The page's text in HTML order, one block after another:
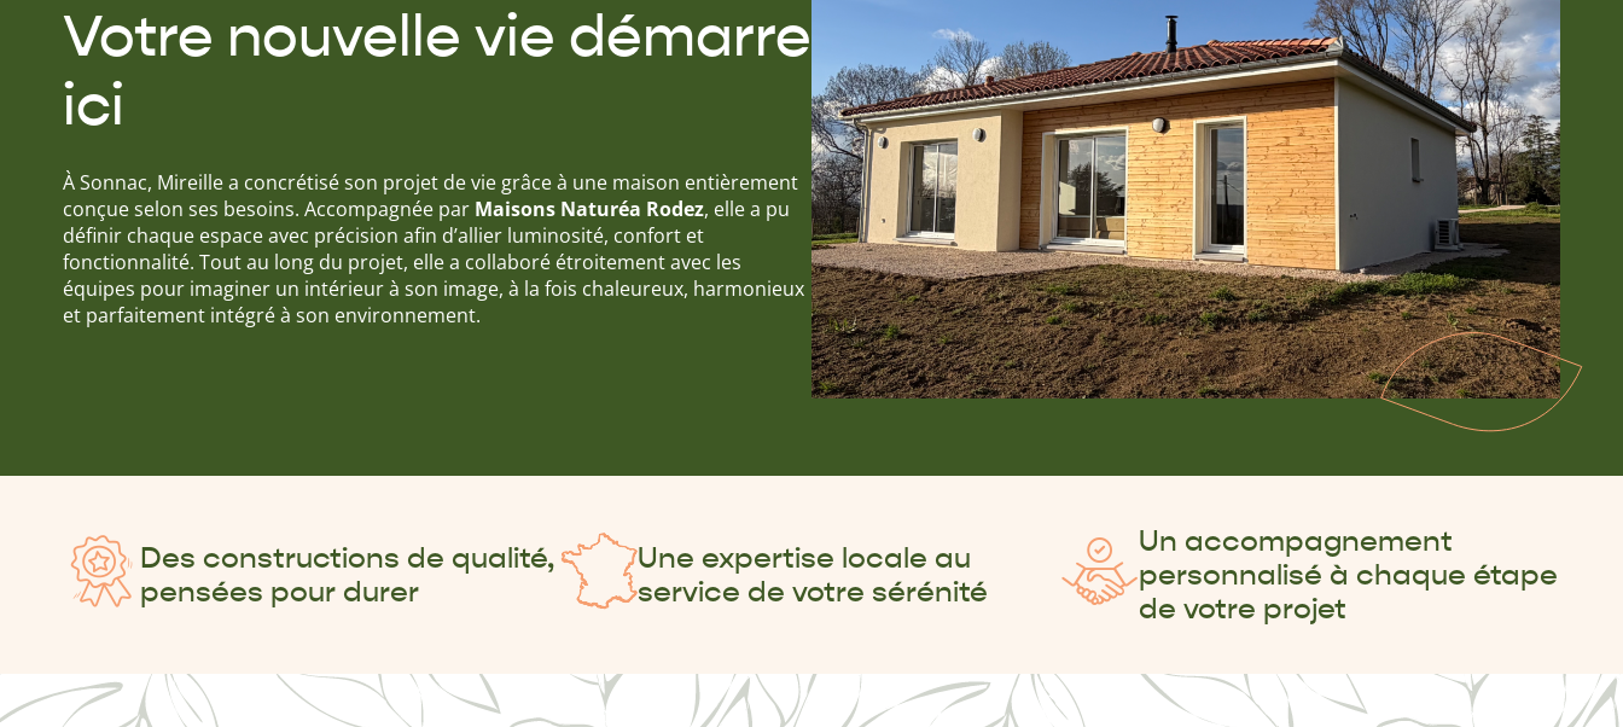
Votre nouvelle vie démarre
ici
À Sonnac, Mireille a concrétisé son projet de vie grâce à une maison entièrement
conçue selon ses besoins. Accompagnée par Maisons Naturéa Rodez, elle a pu
définir chaque espace avec précision afin d’allier luminosité, confort et
fonctionnalité. Tout au long du projet, elle a collaboré étroitement avec les
équipes pour imaginer un intérieur à son image, à la fois chaleureux, harmonieux
et parfaitement intégré à son environnement.
Des constructions de qualité,
pensées pour durer
Une expertise locale au
service de votre sérénité
Un accompagnement
personnalisé à chaque étape
de votre projet